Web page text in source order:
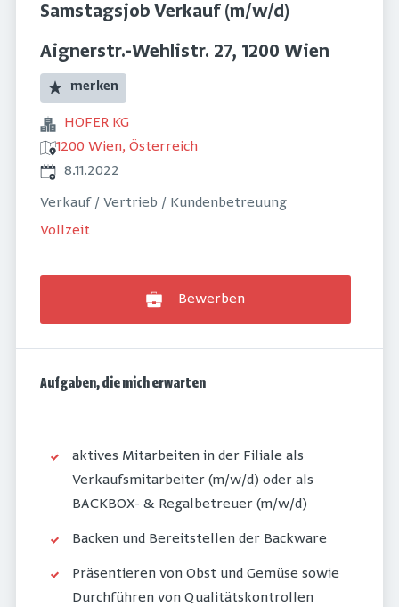
Samstagsjob Verkauf (m/w/d)
Aignerstr.-Wehlistr. 27, 1200 Wien
merken
HOFER KG
1200 Wien, Österreich
Veröffentlicht
8.11.2022
Verkauf / Vertrieb / Kundenbetreuung
Vollzeit
Bewerben
Aufgaben, die mich erwarten
aktives Mitarbeiten in der Filiale als
Verkaufsmitarbeiter (m/w/d) oder als
BACKBOX- & Regalbetreuer (m/w/d)
Backen und Bereitstellen der Backware
Präsentieren von Obst und Gemüse sowie
Durchführen von Qualitätskontrollen